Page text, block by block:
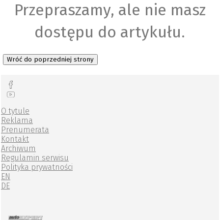
Przepraszamy, ale nie masz
dostępu do artykułu.
Wróć do poprzedniej strony
O tytule
Reklama
Prenumerata
Kontakt
Archiwum
Regulamin serwisu
Polityka prywatności
EN
DE